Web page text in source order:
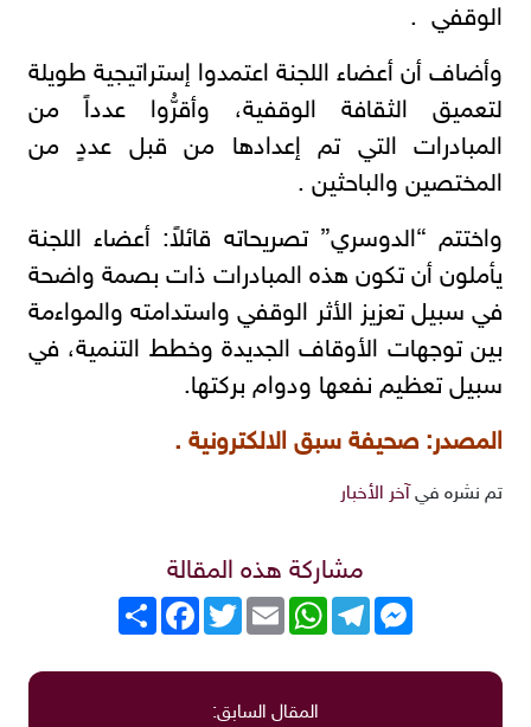
الوقفي .
وأضاف أن أعضاء اللجنة اعتمدوا إستراتيجية طويلة
لتعميق الثقافة الوقفية، وأقرُّوا عدداً من
المبادرات التي تم إعدادها من قبل عددٍ من
المختصين والباحثين .
واختتم “الدوسري” تصريحاته قائلاً: أعضاء اللجنة
يأملون أن تكون هذه المبادرات ذات بصمة واضحة
في سبيل تعزيز الأثر الوقفي واستدامته والمواءمة
بين توجهات الأوقاف الجديدة وخطط التنمية، في
سبيل تعظيم نفعها ودوام بركتها.
المصدر: صحيفة سبق الالكترونية .
تم نشره في آخر الأخبار
مشاركة هذه المقالة
انشر
FacebookTwitterEmail
WhatsAppTelegram
Messenger
المقال السابق: